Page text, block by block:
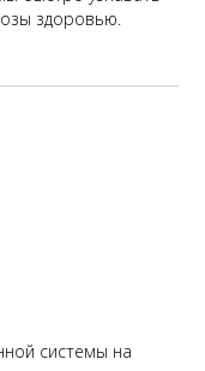
здоровью.
системы на